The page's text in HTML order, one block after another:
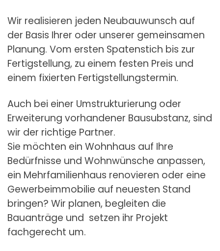
Wir realisieren jeden Neubauwunsch auf
der Basis Ihrer oder unserer gemeinsamen
Planung. Vom ersten Spatenstich bis zur
Fertigstellung, zu einem festen Preis und
einem fixierten Fertigstellungstermin.
Auch bei einer Umstrukturierung oder
Erweiterung vorhandener Bausubstanz, sind
wir der richtige Partner.
Sie möchten ein Wohnhaus auf Ihre
Bedürfnisse und Wohnwünsche anpassen,
ein Mehrfamilienhaus renovieren oder eine
Gewerbeimmobilie auf neuesten Stand
bringen? Wir planen, begleiten die
Bauanträge und setzen ihr Projekt
fachgerecht um.